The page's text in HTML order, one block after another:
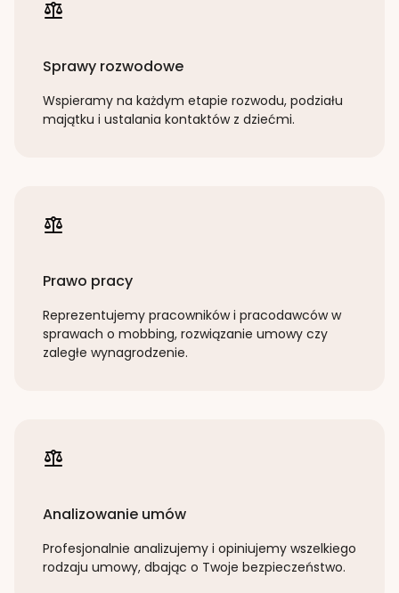
Sprawy rozwodowe
Wspieramy na każdym etapie rozwodu, podziału
majątku i ustalania kontaktów z dziećmi.
Prawo pracy
Reprezentujemy pracowników i pracodawców w
sprawach o mobbing, rozwiązanie umowy czy
zaległe wynagrodzenie.
Analizowanie umów
Profesjonalnie analizujemy i opiniujemy wszelkiego
rodzaju umowy, dbając o Twoje bezpieczeństwo.